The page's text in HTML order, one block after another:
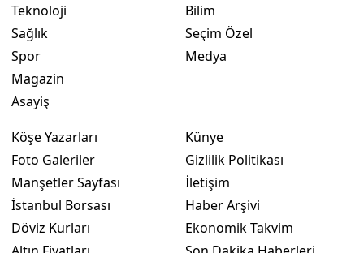
Teknoloji
Sağlık
Spor
Magazin
Asayiş
Bilim
Seçim Özel
Medya
Köşe Yazarları
Foto Galeriler
Manşetler Sayfası
İstanbul Borsası
Döviz Kurları
Künye
Gizlilik Politikası
İletişim
Haber Arşivi
Ekonomik Takvim